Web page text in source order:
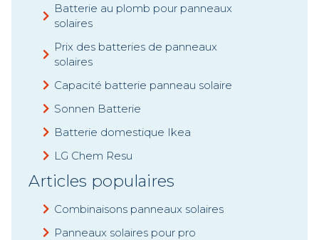
Batterie au plomb pour panneaux
solaires
Prix des batteries de panneaux
solaires
Capacité batterie panneau solaire
Sonnen Batterie
Batterie domestique Ikea
LG Chem Resu
Articles populaires
Combinaisons panneaux solaires
Panneaux solaires pour pro